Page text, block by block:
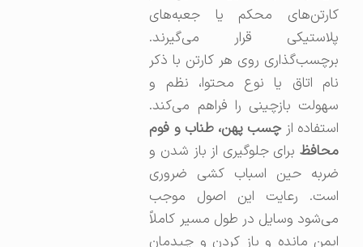
کارتن‌های محکم یا جعبه‌های
پلاستیکی قرار می‌گیرند.
برچسب‌گذاری روی هر کارتن با ذکر
نام اتاق یا نوع محتوا، نظم و
سهولت بازچینی را فراهم می‌کند.
استفاده ازچسب پهن، طناب و فوم
محافظبرای جلوگیری از باز شدن و
ضربه حین اسباب کشی ضروری
است. رعایت این اصول موجب
می‌شود وسایل در طول مسیر کاملاً
ایمن مانده و باز کردن و چیدمان